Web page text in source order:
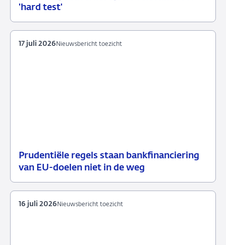
'hard test'
23
Nieuwsbericht
Prudentiële regels staan bankfinanciering
van EU-doelen niet in de weg
17
Nieuwsbericht
Nieuwsbericht toezicht
17 juli 2026
Nieuwsbericht toezicht
16 juli 2026